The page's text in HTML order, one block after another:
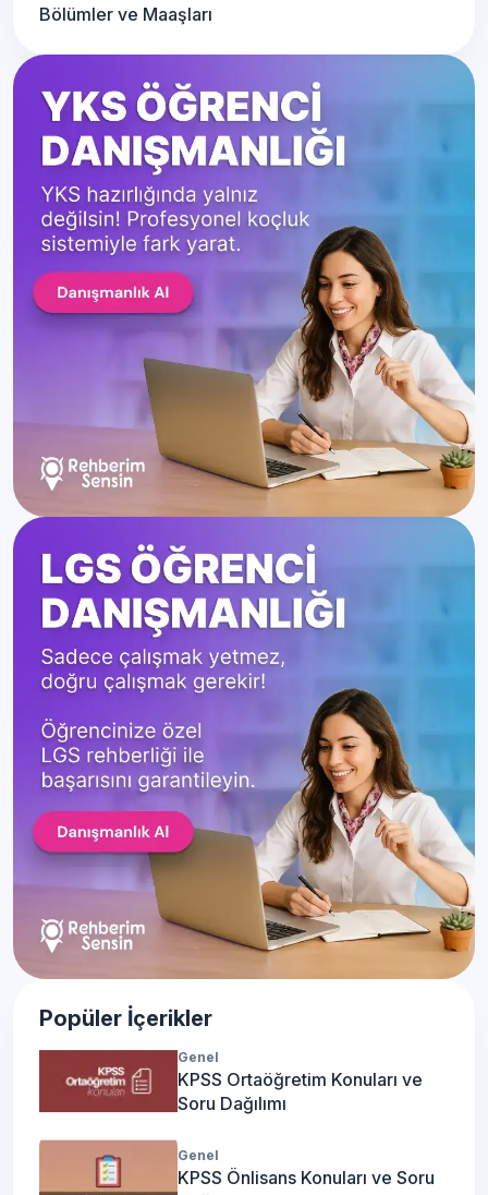
Bölümler ve Maaşları
Popüler İçerikler
Genel
KPSS Ortaöğretim Konuları ve
Soru Dağılımı
Genel
KPSS Önlisans Konuları ve Soru